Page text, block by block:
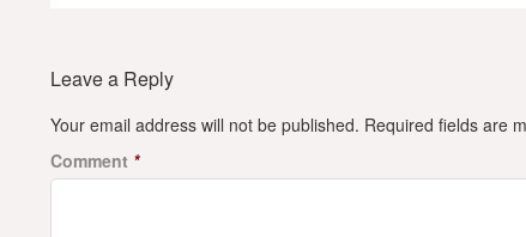
Leave a Reply
Your email address will not be published. Required fields are
Comment *